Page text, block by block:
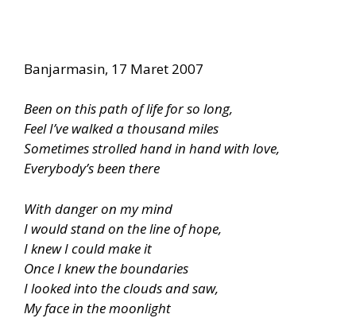
Banjarmasin, 17 Maret 2007
Been on this path of life for so long,
Feel I’ve walked a thousand miles
Sometimes strolled hand in hand with love,
Everybody’s been there
With danger on my mind
I would stand on the line of hope,
I knew I could make it
Once I knew the boundaries
I looked into the clouds and saw,
My face in the moonlight